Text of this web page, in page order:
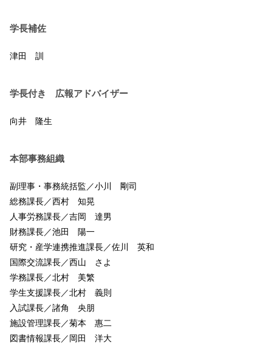
学長補佐
津田 訓
学長付き 広報アドバイザー
向井 隆生
本部事務組織
副理事・事務統括監／小川 剛司
総務課長／西村 知晃
人事労務課長／吉岡 達男
財務課長／池田 陽一
研究・産学連携推進課長／佐川 英和
国際交流課長／西山 さよ
学務課長／北村 美繁
学生支援課長／北村 義則
入試課長／諸角 央朋
施設管理課長／菊本 惠二
図書情報課長／岡田 洋大